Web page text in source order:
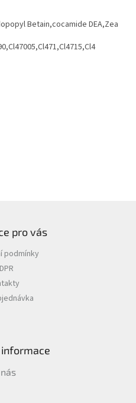
Betain,cocamide DEA,Zea
pro vás
podmínky